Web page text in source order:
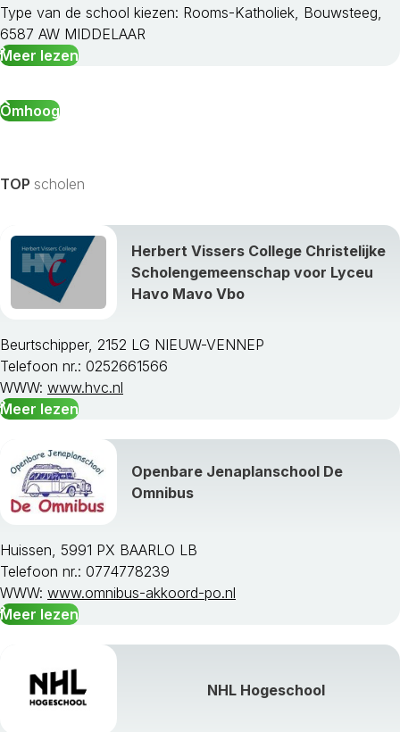
Venray
Voerendaal
Weert
Type van de school kiezen: Rooms-Katholiek, Bouwsteeg,
6587 AW MIDDELAAR
Meer lezen
Omhoog
TOP scholen
Herbert Vissers College Christelijke
Scholengemeenschap voor Lyceu
Havo Mavo Vbo
Beurtschipper, 2152 LG NIEUW-VENNEP
Telefoon nr.: 0252661566
WWW: www.hvc.nl
Meer lezen
Openbare Jenaplanschool De
Omnibus
Huissen, 5991 PX BAARLO LB
Telefoon nr.: 0774778239
WWW: www.omnibus-akkoord-po.nl
Meer lezen
NHL Hogeschool